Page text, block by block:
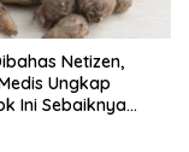
Netizen,
Ungkap
Ini Sebaiknya